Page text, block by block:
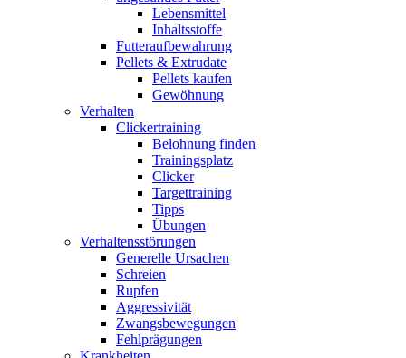
Lebensmittel
Inhaltsstoffe
Futteraufbewahrung
Pellets & Extrudate
Pellets kaufen
Gewöhnung
Verhalten
Clickertraining
Belohnung finden
Trainingsplatz
Clicker
Targettraining
Tipps
Übungen
Verhaltensstörungen
Generelle Ursachen
Schreien
Rupfen
Aggressivität
Zwangsbewegungen
Fehlprägungen